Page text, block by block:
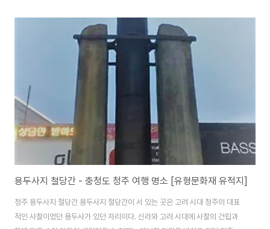
인 역할을 하였고 북주의 지배집단을 형성하였다. 위진남북조 3세기 후반에 이
주한 이들은 유목을 주업으로 하고 수렵, 농경, 약탈을 부업으로 삼아 생활을 영
위하고 있던 종족과 혼합하여 거주하게 되었는데, 구심력이 있는 정치체제를
갖춘 우문 집단은 이미 이 지역에 거주하고 있던 토착 종종인 선비족을 지배하
게 된다. 이것이 이른바 정..
용두사지 철당간 - 충청도 청주 여행 명소 [유형문화재 유적지]
청주 용두사지 철당간 용두사지 철당간이 서 있는 곳은 고려 시대 청주의 대표
적인 사찰이었던 용두사가 있던 자리이다. 신라와 고려 시대에 사찰의 건립과